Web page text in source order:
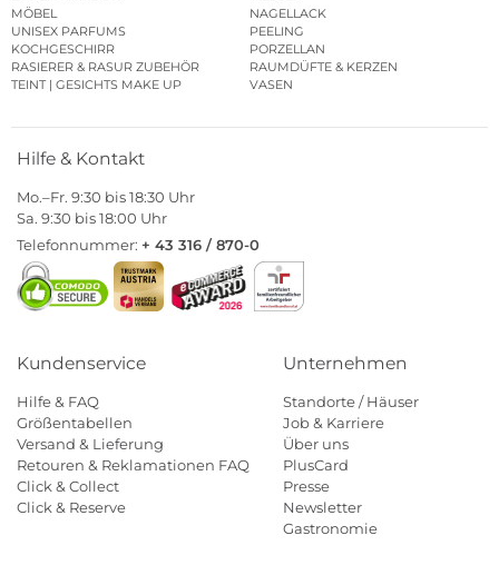
MÖBEL
NAGELLACK
UNISEX PARFUMS
PEELING
KOCHGESCHIRR
PORZELLAN
RASIERER & RASUR ZUBEHÖR
RAUMDÜFTE & KERZEN
TEINT | GESICHTS MAKE UP
VASEN
Hilfe & Kontakt
Mo.–Fr. 9:30 bis 18:30 Uhr
Sa. 9:30 bis 18:00 Uhr
Telefonnummer: + 43 316 / 870-0
Kundenservice
Hilfe & FAQ
Größentabellen
Versand & Lieferung
Retouren & Reklamationen FAQ
Click & Collect
Click & Reserve
Unternehmen
Standorte / Häuser
Job & Karriere
Über uns
PlusCard
Presse
Newsletter
Gastronomie